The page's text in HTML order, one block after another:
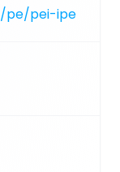
pe/pei-ipe